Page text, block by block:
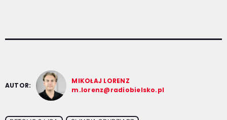
AUTOR:
MIKOŁAJ LORENZ
m.lorenz@radiobielsko.pl